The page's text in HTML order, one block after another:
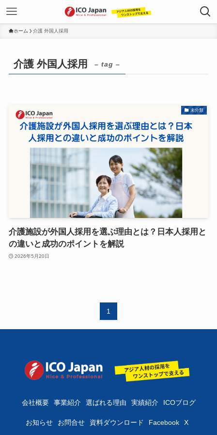
ホーム 介護 外国人採用
介護 外国人採用 – tag –
未分類
介護施設が外国人採用を選ぶ理由とは？日本人採用と
の違いと成功のポイントを解説
2026年5月20日
1
会社概要 事業紹介 選ばれる理由 実績紹介 ICOブログ
お知らせ お問合せ 資料ダウンロード Facebook X